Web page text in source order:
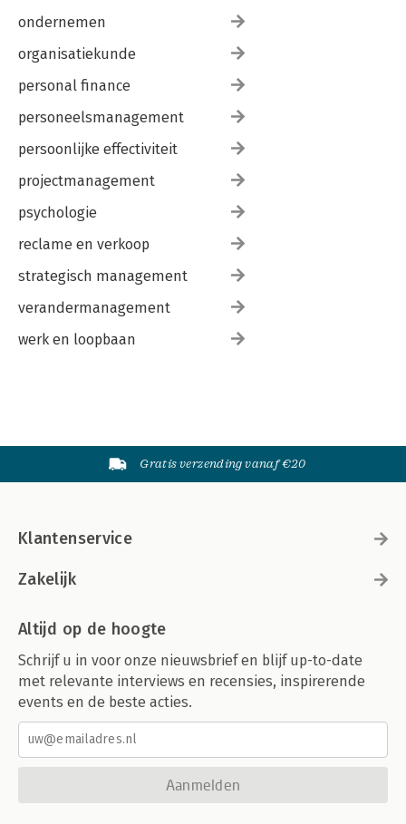
ondernemen
organisatiekunde
personal finance
personeelsmanagement
persoonlijke effectiviteit
projectmanagement
psychologie
reclame en verkoop
strategisch management
verandermanagement
werk en loopbaan
Gratis verzending vanaf €20
Klantenservice
Zakelijk
Altijd op de hoogte
Schrijf u in voor onze nieuwsbrief en blijf up-to-date
met relevante interviews en recensies, inspirerende
events en de beste acties.
Aanmelden